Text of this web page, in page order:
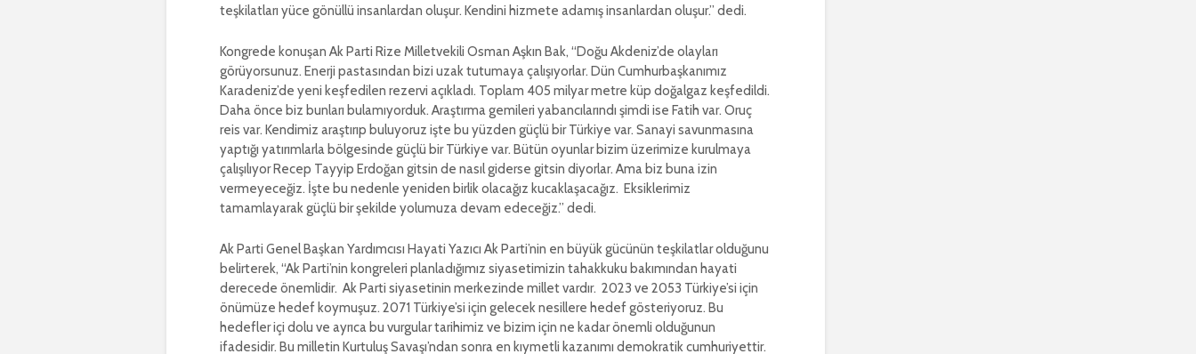
teşkilatları yüce gönüllü insanlardan oluşur. Kendini hizmete adamış insanlardan oluşur.” dedi.
Kongrede konuşan Ak Parti Rize Milletvekili Osman Aşkın Bak, “Doğu Akdeniz’de olayları
görüyorsunuz. Enerji pastasından bizi uzak tutumaya çalışıyorlar. Dün Cumhurbaşkanımız
Karadeniz’de yeni keşfedilen rezervi açıkladı. Toplam 405 milyar metre küp doğalgaz keşfedildi.
Daha önce biz bunları bulamıyorduk. Araştırma gemileri yabancılarındı şimdi ise Fatih var. Oruç
reis var. Kendimiz araştırıp buluyoruz işte bu yüzden güçlü bir Türkiye var. Sanayi savunmasına
yaptığı yatırımlarla bölgesinde güçlü bir Türkiye var. Bütün oyunlar bizim üzerimize kurulmaya
çalışılıyor Recep Tayyip Erdoğan gitsin de nasıl giderse gitsin diyorlar. Ama biz buna izin
vermeyeceğiz. İşte bu nedenle yeniden birlik olacağız kucaklaşacağız. Eksiklerimiz
tamamlayarak güçlü bir şekilde yolumuza devam edeceğiz.” dedi.
Ak Parti Genel Başkan Yardımcısı Hayati Yazıcı Ak Parti’nin en büyük gücünün teşkilatlar olduğunu
belirterek, “Ak Parti’nin kongreleri planladığımız siyasetimizin tahakkuku bakımından hayati
derecede önemlidir. Ak Parti siyasetinin merkezinde millet vardır. 2023 ve 2053 Türkiye’si için
önümüze hedef koymuşuz. 2071 Türkiye’si için gelecek nesillere hedef gösteriyoruz. Bu
hedefler içi dolu ve ayrıca bu vurgular tarihimiz ve bizim için ne kadar önemli olduğunun
ifadesidir. Bu milletin Kurtuluş Savaşı’ndan sonra en kıymetli kazanımı demokratik cumhuriyettir.